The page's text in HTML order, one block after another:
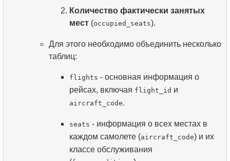
Количество фактически занятых
мест (occupied_seats).
Для этого необходимо объединить несколько
таблиц:
flights - основная информация о
рейсах, включая flight_id и
aircraft_code.
seats - информация о всех местах в
каждом самолете (aircraft_code) и их
классе обслуживания